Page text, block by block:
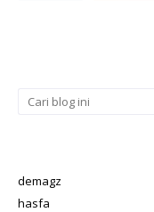
demagz
hasfa